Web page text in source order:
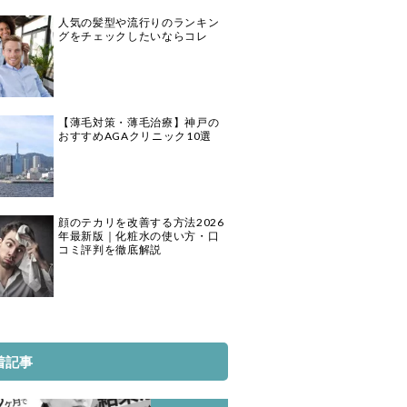
人気の髪型や流行りのランキン
グをチェックしたいならコレ
【薄毛対策・薄毛治療】神戸の
おすすめAGAクリニック10選
顔のテカリを改善する方法2026
年最新版｜化粧水の使い方・口
コミ評判を徹底解説
記事